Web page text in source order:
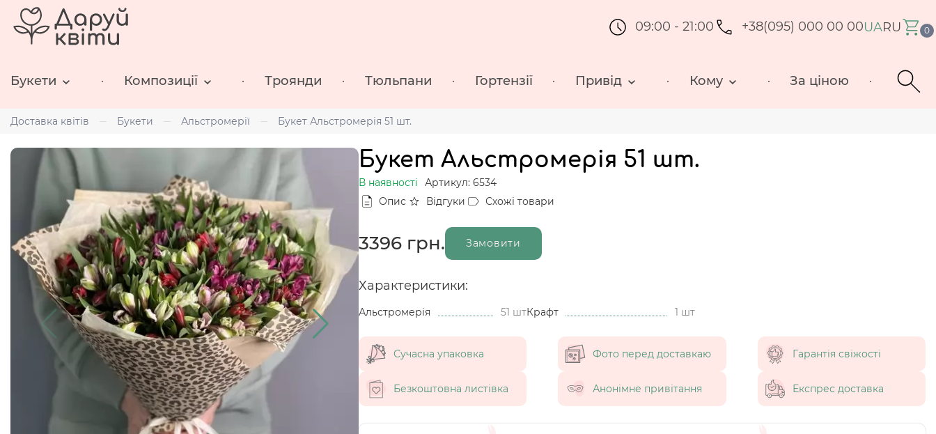
09:00 - 21:00 +38(095) 000 00 00UARU 0
Букети Композиції Троянди Тюльпани Гортензії Привід Кому За ціною
Доставка квітів Букети Альстромерії Букет Альстромерія 51 шт.
Букет Альстромерія 51 шт.
В наявності
Артикул: 6534
Опис
Відгуки Схожі товари
3396 грн. Замовити
Характеристики:
Альстромерія 51 штКрафт 1 шт
Сучасна упаковка Фото перед доставкаю Гарантія свіжості
Безкоштовна листівка Анонімне привітання Експрес доставка